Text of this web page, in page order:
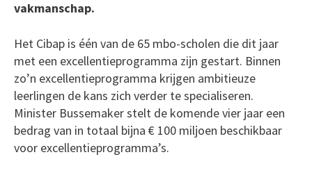
vakmanschap.
Het Cibap is één van de 65 mbo-scholen die dit jaar
met een excellentieprogramma zijn gestart. Binnen
zo’n excellentieprogramma krijgen ambitieuze
leerlingen de kans zich verder te specialiseren.
Minister Bussemaker stelt de komende vier jaar een
bedrag van in totaal bijna € 100 miljoen beschikbaar
voor excellentieprogramma’s.